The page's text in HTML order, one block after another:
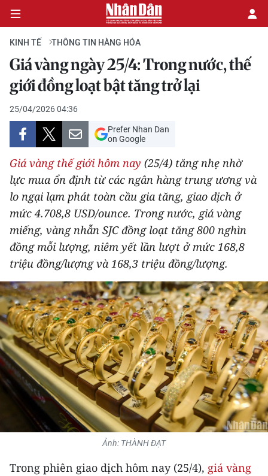
CHÍNH TRỊ
KINH TẾ
VĂN HÓA
XÃ HỘI
PHÁP LUẬT
DU LỊCH
THẾ GIỚI
THỂ THAO
GIÁO DỤC
Y TẾ
KHOA HỌC - CÔNG NGHỆ
MÔI TRƯỜNG
BẠN ĐỌC
KINH TẾ THÔNG TIN HÀNG HÓA
Giá vàng ngày 25/4: Trong nước, thế
giới đồng loạt bật tăng trở lại
25/04/2026 04:36
Prefer Nhan Dan
on Google
Giá vàng thế giới hôm nay (25/4) tăng nhẹ nhờ
lực mua ổn định từ các ngân hàng trung ương và
lo ngại lạm phát toàn cầu gia tăng, giao dịch ở
mức 4.708,8 USD/ounce. Trong nước, giá vàng
miếng, vàng nhẫn SJC đồng loạt tăng 800 nghìn
đồng mỗi lượng, niêm yết lần lượt ở mức 168,8
triệu đồng/lượng và 168,3 triệu đồng/lượng.
Ảnh: THÀNH ĐẠT
Trong phiên giao dịch hôm nay (25/4), giá vàng